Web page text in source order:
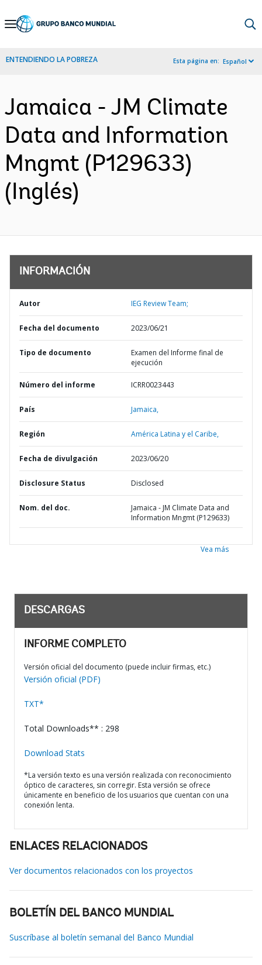
Skip
Navigation
ENTENDIENDO LA POBREZA Esta página en: Español
Jamaica - JM Climate
Data and Information
Mngmt (P129633)
(Inglés)
INFORMACIÓN
Autor IEG Review Team;
Fecha del documento 2023/06/21
Tipo de documento
Examen del Informe final de
ejecución
Número del informe ICRR0023443
País Jamaica,
Región América Latina y el Caribe,
Fecha de divulgación 2023/06/20
Disclosure Status Disclosed
Nom. del doc.
Jamaica - JM Climate Data and
Information Mngmt (P129633)
Vea más
DESCARGAS
INFORME COMPLETO
Versión oficial del documento (puede incluir firmas, etc.)
Versión oficial (PDF)
TXT*
Total Downloads** : 298
Download Stats
*La versión texto es una versión realizada con reconocimiento
óptico de caracteres, sin corregir. Esta versión se ofrece
únicamente en beneficio de los usuarios que cuentan con una
conexión lenta.
ENLACES RELACIONADOS
Ver documentos relacionados con los proyectos
BOLETÍN DEL BANCO MUNDIAL
Suscríbase al boletín semanal del Banco Mundial